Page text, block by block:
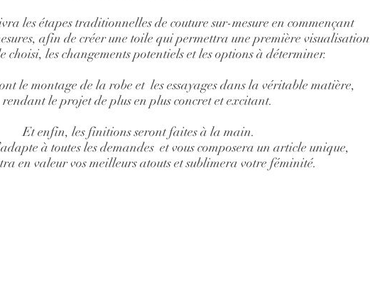
les étapes traditionnelles de couture sur-mesure en commençant
afin de créer une toile qui permettra une première visualisation
choisi, les changements potentiels et les options à déterminer.
le montage de la robe et les essayages dans la véritable matière,
rendant le projet de plus en plus concret et excitant.
Et enfin, les finitions seront faites à la main.
à toutes les demandes et vous composera un article unique,
en valeur vos meilleurs atouts et sublimera votre féminité.